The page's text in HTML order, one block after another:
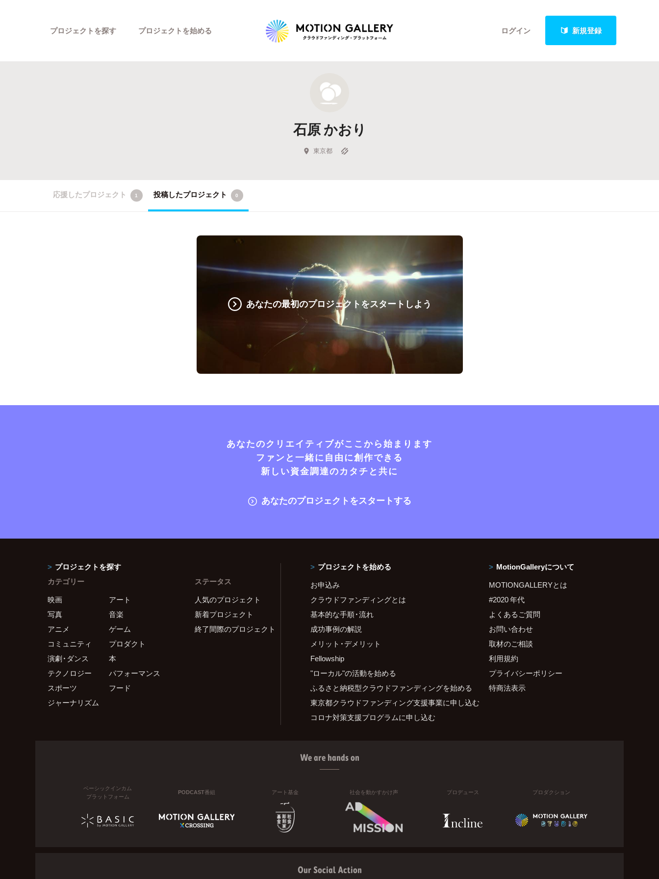
ログイン 新規登録
プロジェクトを探す
新着プロジェクト
Feature
キュレーターから探す
プロジェクトを始める
石原 かおり
東京都
応援したプロジェクト 1 投稿したプロジェクト 0
あなたの最初のプロジェクトをスタートしよう
あなたのクリエイティブがここから始まります
ファンと一緒に自由に創作できる
新しい資金調達のカタチと共に
あなたのプロジェクトをスタートする
プロジェクトを探す
カテゴリー
映画
アート
写真
音楽
アニメ
ゲーム
コミュニティ
プロダクト
演劇・ダンス
本
テクノロジー
パフォーマンス
スポーツ
フード
ジャーナリズム
ステータス
人気のプロジェクト
新着プロジェクト
終了間際のプロジェクト
プロジェクトを始める
お申込み
クラウドファンディングとは
基本的な手順・流れ
成功事例の解説
メリット・デメリット
Fellowship
"ローカル"の活動を始める
ふるさと納税型クラウドファンディングを始める
東京都クラウドファンディング支援事業に申し込む
コロナ対策支援プログラムに申し込む
MotionGalleryについて
MOTIONGALLERYとは
#2020 年代
よくあるご質問
お問い合わせ
取材のご相談
利用規約
プライバシーポリシー
特商法表示
We are hands on
ベーシックインカム
プラットフォーム
PODCAST番組 アート基金 社会を動かすかけ声 プロデュース プロダクション
Our Social Action